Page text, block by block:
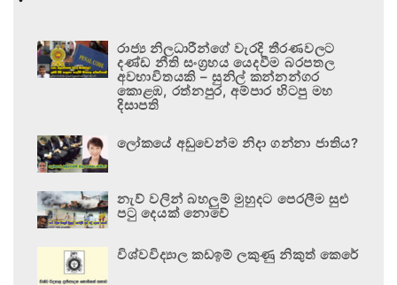
රාජ්‍ය නිලධාරීන්ගේ වැරදි තීරණවලට
දණ්ඩ නීති සංග්‍රහය යෙදවීම බරපතල
අවභාවිතයකි – සුනිල් කන්නන්ගර
කොළඹ, රත්නපුර, අම්පාර හිටපු මහ
දිසාපති
ලෝකයේ අඩුවෙන්ම නිදා ගන්නා ජාතිය?
නැව් වලින් බහලුම් මුහුදට පෙරලීම සුළු
පටු දෙයක් නොවේ
විශ්වවිද්‍යාල කඩඉම් ලකුණු නිකුත් කෙරේ